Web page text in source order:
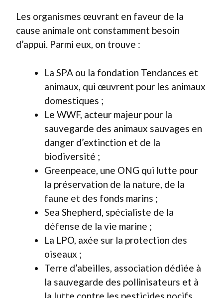
Les organismes œuvrant en faveur de la
cause animale ont constamment besoin
d’appui. Parmi eux, on trouve :
La SPA ou la fondation Tendances et
animaux, qui œuvrent pour les animaux
domestiques ;
Le WWF, acteur majeur pour la
sauvegarde des animaux sauvages en
danger d’extinction et de la
biodiversité ;
Greenpeace, une ONG qui lutte pour
la préservation de la nature, de la
faune et des fonds marins ;
Sea Shepherd, spécialiste de la
défense de la vie marine ;
La LPO, axée sur la protection des
oiseaux ;
Terre d’abeilles, association dédiée à
la sauvegarde des pollinisateurs et à
la lutte contre les pesticides nocifs